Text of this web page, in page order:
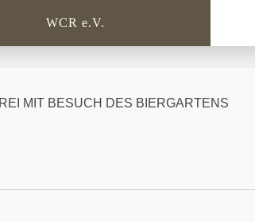
WCR e.V.
MIT BESUCH DES BIERGARTENS